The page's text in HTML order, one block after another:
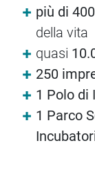
più di
della vita
quasi
250
1 Polo di
1 Parco